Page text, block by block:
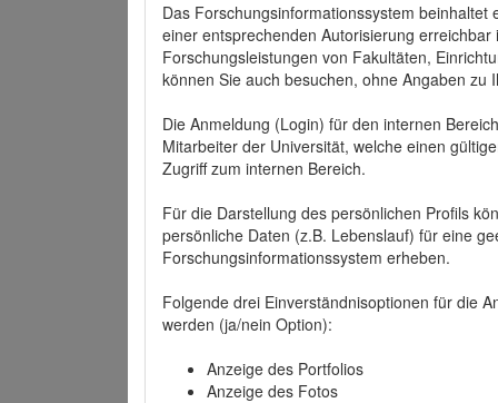
Das Forschungsinformationssystem beinhaltet
einer entsprechenden Autorisierung
Forschungsleistungen von Fakultäten,
können Sie auch besuchen, ohne Angaben zu
Die Anmeldung (Login) für den internen
Mitarbeiter der Universität, welche einen
Zugriff zum internen Bereich.
Für die Darstellung des persönlichen Profils
persönliche Daten (z.B. Lebenslauf) für eine
Forschungsinformationssystem erheben.
Folgende drei Einverständnisoptionen für die
werden (ja/nein Option):
Anzeige des Portfolios
Anzeige des Fotos